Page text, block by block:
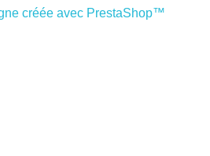
créée avec PrestaShop™